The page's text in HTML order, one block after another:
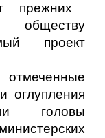
прежних
проект
оглупления
головы